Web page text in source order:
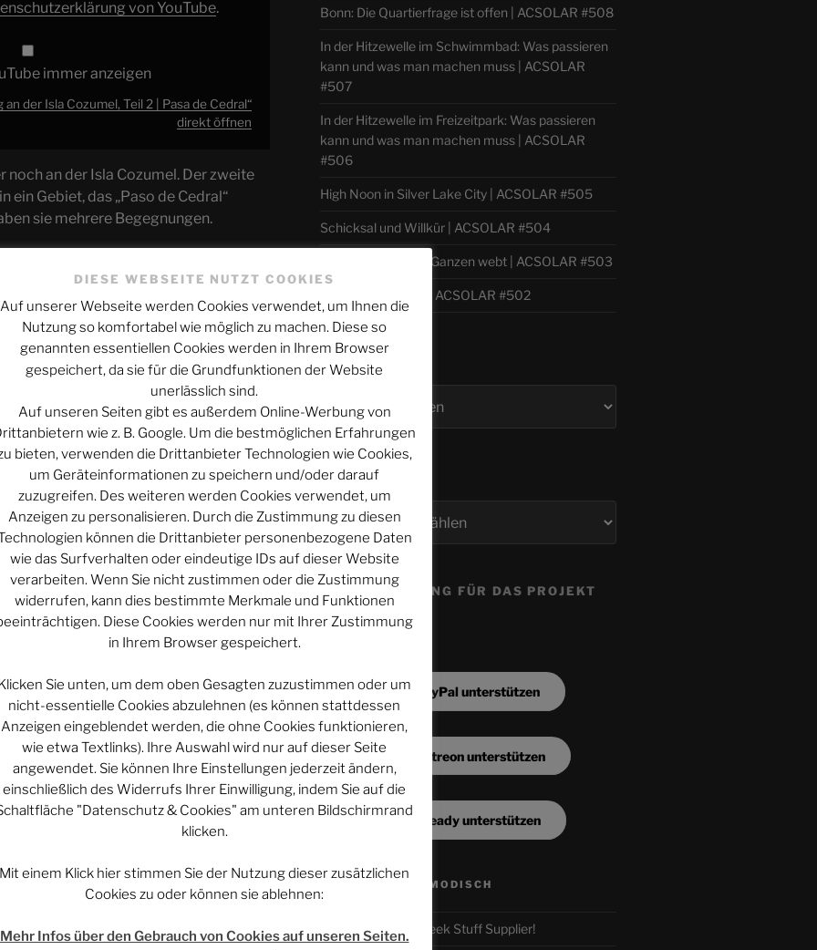
von YouTube.
immer anzeigen
der Isla Cozumel, Teil 2 | Pasa de Cedral“
direkt öffnen
noch an der Isla Cozumel. Der zweite
ein Gebiet, das „Paso de Cedral“
sie mehrere Begegnungen.
Beitrag teilt!
teilen
patreon
veröffentlicht.
Bonn: Die Quartierfrage ist offen | ACSOLAR #508
In der Hitzewelle im Schwimmbad: Was passieren
kann und was man machen muss | ACSOLAR
#507
In der Hitzewelle im Freizeitpark: Was passieren
kann und was man machen muss | ACSOLAR
#506
High Noon in Silver Lake City | ACSOLAR #505
Schicksal und Willkür | ACSOLAR #504
Wie alles sich zum Ganzen webt | ACSOLAR #503
Mars macht mobil | ACSOLAR #502
ARCHIV
KATEGORIEN
Kategorien
UNTERSTÜTZUNG FÜR DAS PROJEKT
Projekt via PayPal unterstützen
Projekt via Patreon unterstützen
Projekt via Steady unterstützen
WERBUNG – ALTMODISCH
GetDigital – Your Geek Stuff Supplier!
DIESE WEBSEITE NUTZT COOKIES
Auf unserer Webseite werden Cookies verwendet, um Ihnen die
Nutzung so komfortabel wie möglich zu machen. Diese so
genannten essentiellen Cookies werden in Ihrem Browser
gespeichert, da sie für die Grundfunktionen der Website
unerlässlich sind.
Auf unseren Seiten gibt es außerdem Online-Werbung von
wie z. B. Google. Um die bestmöglichen Erfahrungen
bieten, verwenden die Drittanbieter Technologien wie Cookies,
um Geräteinformationen zu speichern und/oder darauf
zuzugreifen. Des weiteren werden Cookies verwendet, um
Anzeigen zu personalisieren. Durch die Zustimmung zu diesen
können die Drittanbieter personenbezogene Daten
wie das Surfverhalten oder eindeutige IDs auf dieser Website
verarbeiten. Wenn Sie nicht zustimmen oder die Zustimmung
widerrufen, kann dies bestimmte Merkmale und Funktionen
Diese Cookies werden nur mit Ihrer Zustimmung
in Ihrem Browser gespeichert.
Sie unten, um dem oben Gesagten zuzustimmen oder um
nicht-essentielle Cookies abzulehnen (es können stattdessen
Anzeigen eingeblendet werden, die ohne Cookies funktionieren,
wie etwa Textlinks). Ihre Auswahl wird nur auf dieser Seite
angewendet. Sie können Ihre Einstellungen jederzeit ändern,
einschließlich des Widerrufs Ihrer Einwilligung, indem Sie auf die
"Datenschutz & Cookies" am unteren Bildschirmrand
klicken.
Mit einem Klick hier stimmen Sie der Nutzung dieser zusätzlichen
Cookies zu oder können sie ablehnen:
Mehr Infos über den Gebrauch von Cookies auf unseren Seiten.